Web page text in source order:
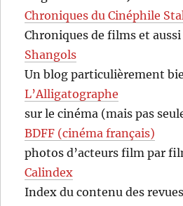
Chroniques du Cinéphile
Chroniques de films et
Shangols
Un blog particulièrement
L’Alligatographe
sur le cinéma (mais pas
BDFF (cinéma français)
photos d’acteurs film par
Calindex
Index du contenu des